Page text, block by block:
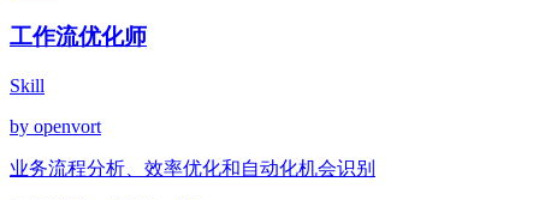
工作流优化师
Skill
by openvort
业务流程分析、效率优化和自动化机会识别